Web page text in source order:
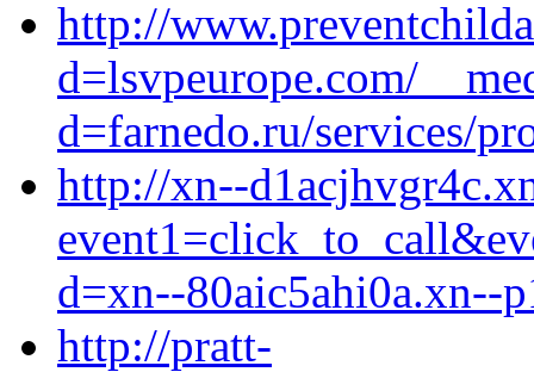
http://
d=lsvpeurope.com/
d=farnedo.ru/services/
http://xn--
d=xn--80aic5ahi0a.xn--
http://pratt-